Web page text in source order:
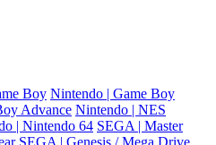
Boy Nintendo | Game Boy
Advance Nintendo | NES
| Nintendo 64 SEGA | Master
SEGA | Genesis / Mega Drive